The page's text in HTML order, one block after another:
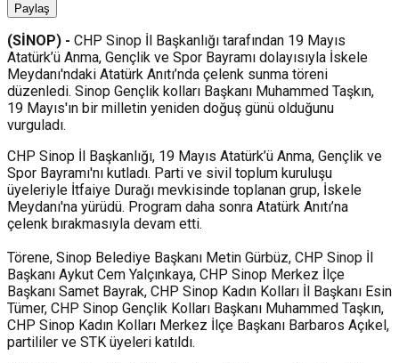
Paylaş
(SİNOP) - CHP Sinop İl Başkanlığı tarafından 19 Mayıs
Atatürk’ü Anma, Gençlik ve Spor Bayramı dolayısıyla İskele
Meydanı'ndaki Atatürk Anıtı’nda çelenk sunma töreni
düzenledi. Sinop Gençlik kolları Başkanı Muhammed Taşkın,
19 Mayıs'ın bir milletin yeniden doğuş günü olduğunu
vurguladı.
CHP Sinop İl Başkanlığı, 19 Mayıs Atatürk’ü Anma, Gençlik ve
Spor Bayramı'nı kutladı. Parti ve sivil toplum kuruluşu
üyeleriyle İtfaiye Durağı mevkisinde toplanan grup, İskele
Meydanı'na yürüdü. Program daha sonra Atatürk Anıtı’na
çelenk bırakmasıyla devam etti.
Törene, Sinop Belediye Başkanı Metin Gürbüz, CHP Sinop İl
Başkanı Aykut Cem Yalçınkaya, CHP Sinop Merkez İlçe
Başkanı Samet Bayrak, CHP Sinop Kadın Kolları İl Başkanı Esin
Tümer, CHP Sinop Gençlik Kolları Başkanı Muhammed Taşkın,
CHP Sinop Kadın Kolları Merkez İlçe Başkanı Barbaros Açıkel,
partililer ve STK üyeleri katıldı.